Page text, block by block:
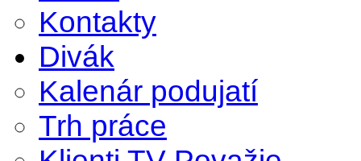
Kontakty
Divák
Kalenár podujatí
Trh práce